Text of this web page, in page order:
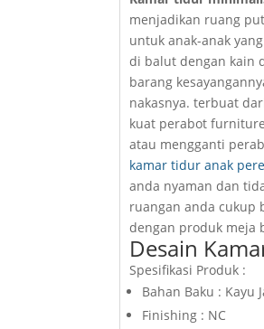
menjadikan ruang
untuk anak-anak
di balut dengan kain
barang
nakasnya. terbuat
kuat perabot
atau mengganti
kamar tidur anak
anda nyaman dan
ruangan anda cukup
dengan produk meja
Desain
Spesifikasi Produk :
Bahan Baku : Kayu
Finishing : NC